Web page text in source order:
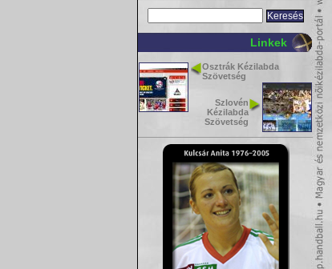
Linkek
Osztrák Kézilabda
Szövetség
Szlovén
Kézilabda
Szövetség